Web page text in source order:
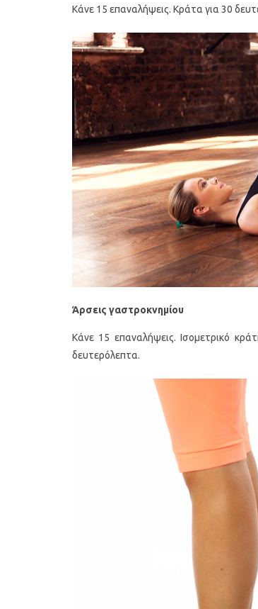
Κάνε 15 επαναλήψεις. Κράτα για 30
Άρσεις γαστροκνημίου
Κάνε 15 επαναλήψεις. Ισομετρικό
δευτερόλεπτα.